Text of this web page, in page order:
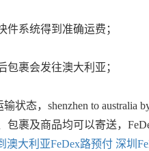
系统得到准确运费；
裹会发往澳大利亚；
态，shenzhen to australia by
裹及商品均可以寄送，
澳大利亚FeDex路预付 深圳